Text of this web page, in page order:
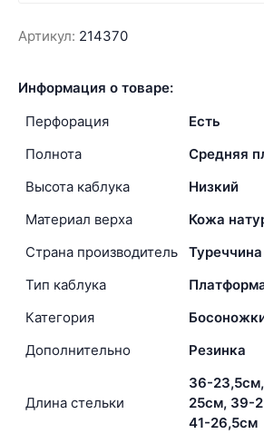
Артикул: 214370
Информация о товаре:
Перфорация
Есть
Полнота
Средняя
Высота каблука
Низкий
Материал верха
Кожа
Страна производитель
Туреччина
Тип каблука
Категория
Дополнительно
Резинка
Длина стельки
36-
25см, 39-
41-26,5см